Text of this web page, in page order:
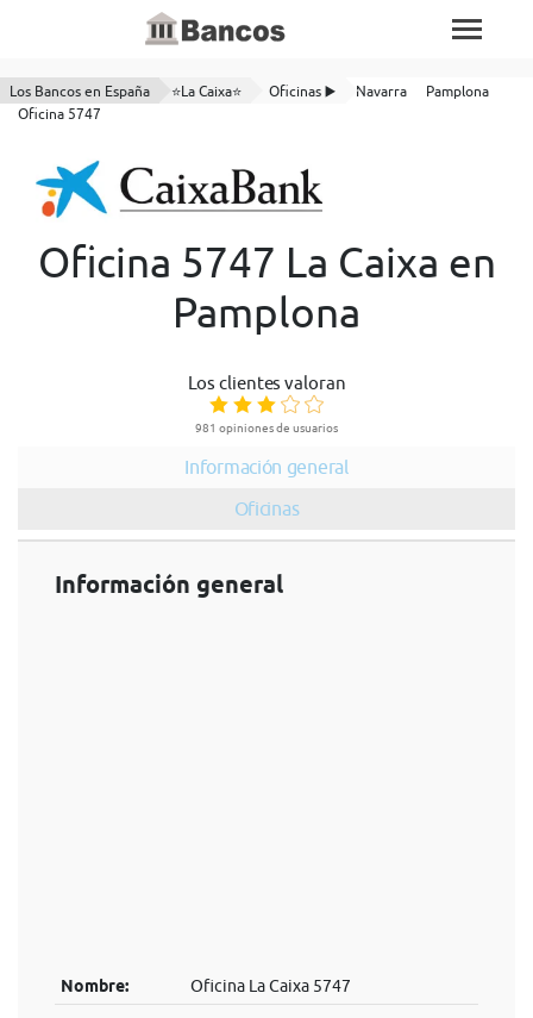
Los Bancos en España ⭐La Caixa⭐ Oficinas ▶️ Navarra
Pamplona
Oficina 5747
Oficina 5747 La Caixa en
Pamplona
Los clientes valoran
981 opiniones de usuarios
Información general
Oficinas
Información general
Nombre: Oficina La Caixa 5747